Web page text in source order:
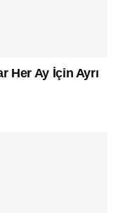
Her Ay İçin Ayrı